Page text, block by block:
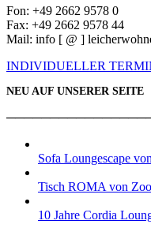
Fon: +49 2662 9578 0
Fax: +49 2662 9578 44
Mail: info [ @ ]
INDIVIDUELLER
NEU AUF UNSERER SEITE
Sofa Loungescape
Tisch ROMA von
10 Jahre Cordia